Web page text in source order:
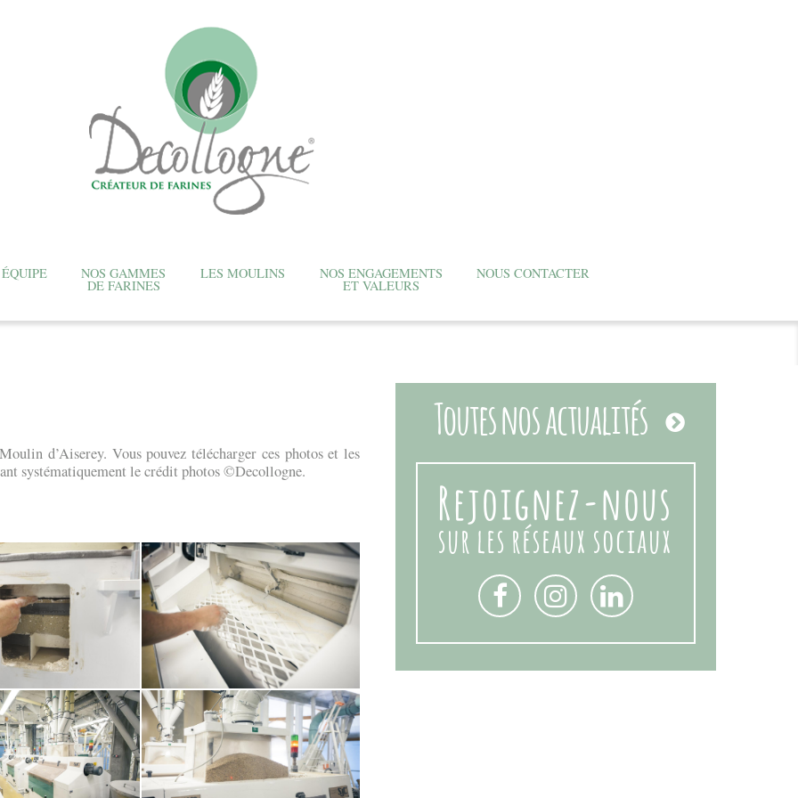
NOS GAMMES
DE FARINES
LES MOULINS NOS ENGAGEMENTS
ET VALEURS
NOUS CONTACTER
d’Aiserey. Vous pouvez télécharger ces photos et les
systématiquement le crédit photos ©Decollogne.
Toutes nos actualités
Rejoignez-nous
sur les réseaux sociaux